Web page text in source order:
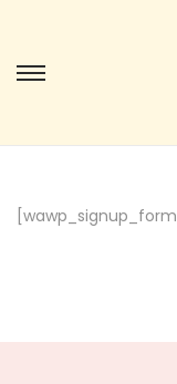
[wawp_signup_form]